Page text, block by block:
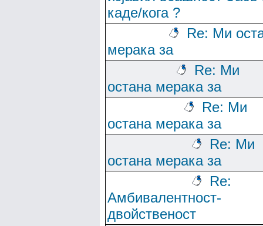
каде/кога ?
Re: Ми
мерака за
Re: Ми
остана мерака за
Re: Ми
остана мерака за
Re: Ми
остана мерака за
Re:
Амбивалентност-
двойственост